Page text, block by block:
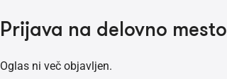
Prijava na delovno mesto
Oglas ni več objavljen.